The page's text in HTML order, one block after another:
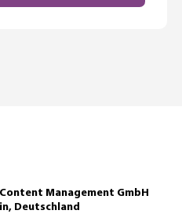
Management GmbH
Deutschland